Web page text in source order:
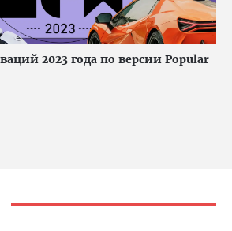
2023 года по версии Popular